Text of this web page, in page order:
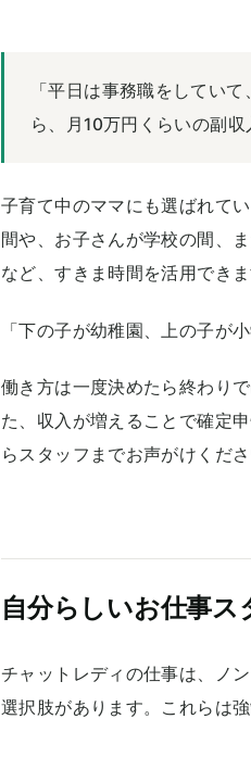
「平日は事務職をしてい
ら、月10万円くらいの副
子育て中のママにも選ばれて
間や、お子さんが学校の間、
など、すきま時間を活用できま
「下の子が幼稚園、上の子が
働き方は一度決めたら終わり
た、収入が増えることで確定
らスタッフまでお声がけくださ
自分らしいお仕事
チャットレディの仕事は、ノ
選択肢があります。これらは